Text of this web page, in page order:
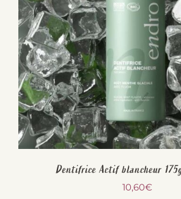
Dentifrice Actif blancheur
10,60€